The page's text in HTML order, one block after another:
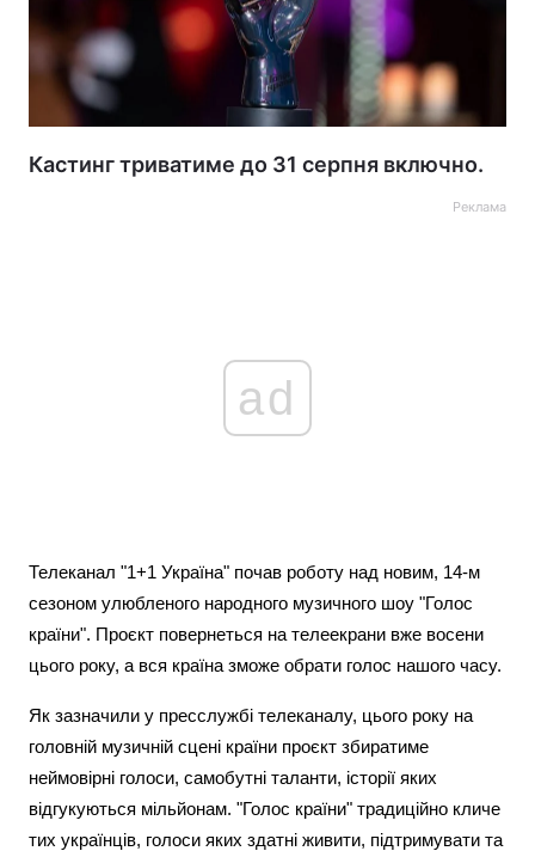
Головна Війна
Україна Політика
Економіка
Спорт Наука
Кастинг триватиме до 31 серпня включно.
Реклама
ad
Телеканал "1+1 Україна" почав роботу над новим, 14-м
сезоном улюбленого народного музичного шоу "Голос
країни". Проєкт повернеться на телеекрани вже восени
цього року, а вся країна зможе обрати голос нашого часу.
Як зазначили у пресслужбі телеканалу, цього року на
головній музичній сцені країни проєкт збиратиме
неймовірні голоси, самобутні таланти, історії яких
відгукуються мільйонам. "Голос країни" традиційно кличе
тих українців, голоси яких здатні живити, підтримувати та